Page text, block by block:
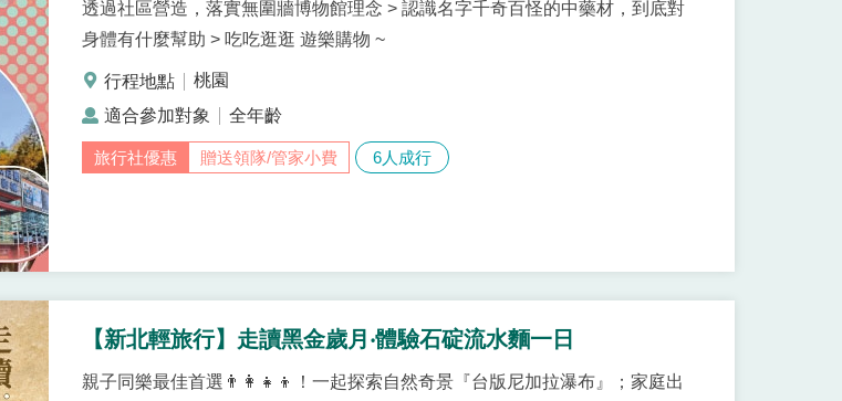
透過社區營造，落實無圍牆博物館理念 > 認識名字千奇百怪的中藥材，到底對
身體有什麼幫助 > 吃吃逛逛 遊樂購物 ~
桃園
全年齡
贈送領隊/管家小費 6人成行
【新北輕旅行】走讀黑金歲月‧體驗石碇流水麵一日
親子同樂最佳首選👨‍👩‍👧‍👦！一起探索自然奇景『台版尼加拉瀑布』；家庭出